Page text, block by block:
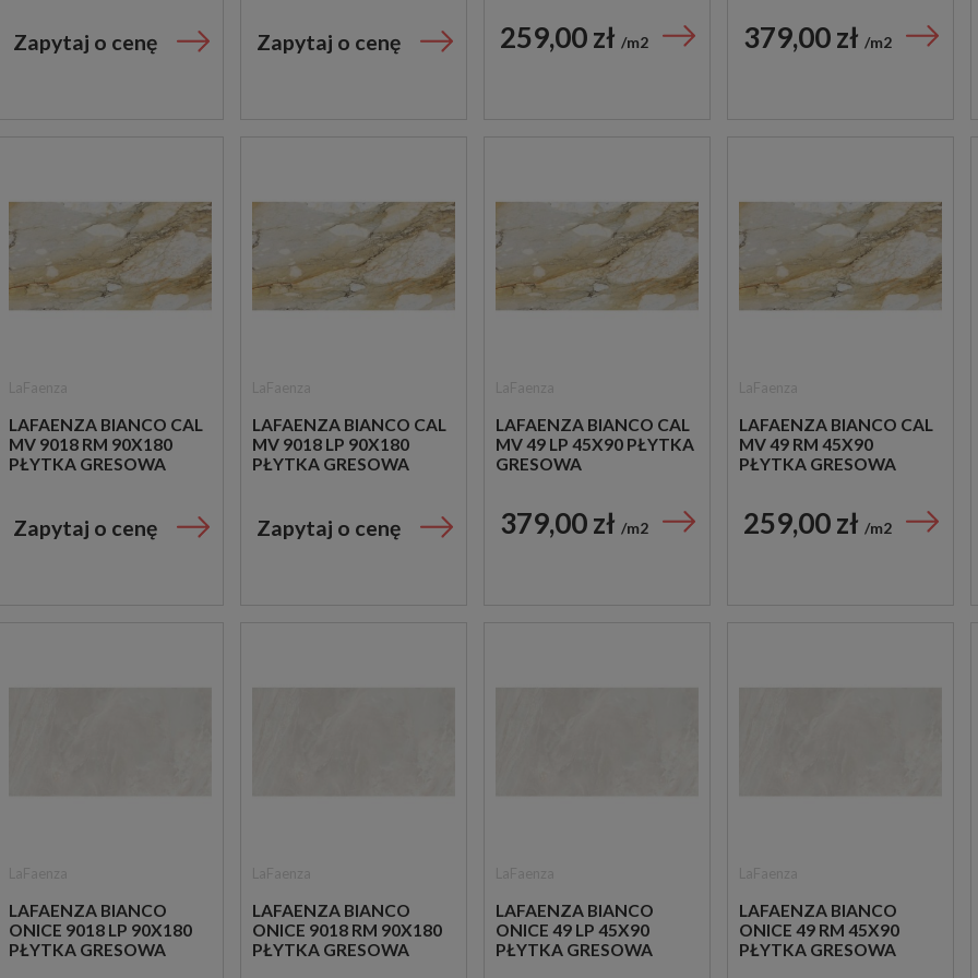
Zapytaj o cenę Zapytaj o cenę 259,00 zł m2 379,00 zł m2
LAFAENZA BIANCO CAL
MV 9018 RM 90X180
PŁYTKA GRESOWA
Zapytaj o cenę
LAFAENZA BIANCO CAL
MV 9018 LP 90X180
PŁYTKA GRESOWA
Zapytaj o cenę
LAFAENZA BIANCO CAL
MV 49 LP 45X90 PŁYTKA
GRESOWA
379,00 zł m2
LAFAENZA BIANCO CAL
MV 49 RM 45X90
PŁYTKA GRESOWA
259,00 zł m2
LAFAENZA BIANCO
ONICE 9018 LP 90X180
PŁYTKA GRESOWA
LAFAENZA BIANCO
ONICE 9018 RM 90X180
PŁYTKA GRESOWA
LAFAENZA BIANCO
ONICE 49 LP 45X90
PŁYTKA GRESOWA
LAFAENZA BIANCO
ONICE 49 RM 45X90
PŁYTKA GRESOWA